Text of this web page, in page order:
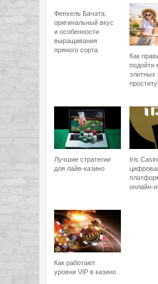
Фенхель Бачата:
оригинальный вкус
и особенности
выращивания
пряного сорта
Как
подойти
элитных
Лучшие стратегии
для лайв-казино
Iris
онлайн-
Как работают
уровни VIP в казино